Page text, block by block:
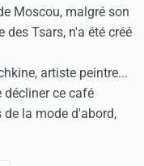
Moscou, malgré son
des Tsars, n'a été créé
artiste peintre...
décliner ce café
la mode d'abord,